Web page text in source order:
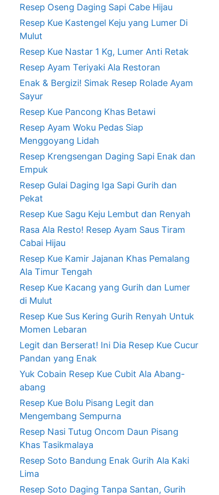
Resep Oseng Daging Sapi Cabe Hijau
Resep Kue Kastengel Keju yang Lumer Di
Mulut
Resep Kue Nastar 1 Kg, Lumer Anti Retak
Resep Ayam Teriyaki Ala Restoran
Enak & Bergizi! Simak Resep Rolade Ayam
Sayur
Resep Kue Pancong Khas Betawi
Resep Ayam Woku Pedas Siap
Menggoyang Lidah
Resep Krengsengan Daging Sapi Enak dan
Empuk
Resep Gulai Daging Iga Sapi Gurih dan
Pekat
Resep Kue Sagu Keju Lembut dan Renyah
Rasa Ala Resto! Resep Ayam Saus Tiram
Cabai Hijau
Resep Kue Kamir Jajanan Khas Pemalang
Ala Timur Tengah
Resep Kue Kacang yang Gurih dan Lumer
di Mulut
Resep Kue Sus Kering Gurih Renyah Untuk
Momen Lebaran
Legit dan Berserat! Ini Dia Resep Kue Cucur
Pandan yang Enak
Yuk Cobain Resep Kue Cubit Ala Abang-
abang
Resep Kue Bolu Pisang Legit dan
Mengembang Sempurna
Resep Nasi Tutug Oncom Daun Pisang
Khas Tasikmalaya
Resep Soto Bandung Enak Gurih Ala Kaki
Lima
Resep Soto Daging Tanpa Santan, Gurih